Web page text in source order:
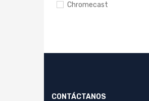
Chromecast
Drone
CONTÁCTANOS